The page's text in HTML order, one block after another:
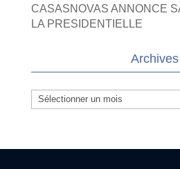
CASASNOVAS ANNONCE
LA PRESIDENTIELLE
Archives
Archives